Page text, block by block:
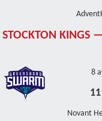
STOCKTON KINGS
8
Novant